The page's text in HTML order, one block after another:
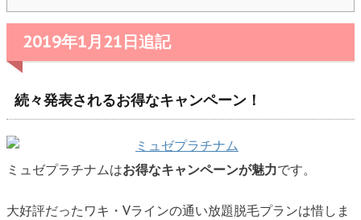
2019年1月21日追記
続々発表されるお得なキャンペーン！
ミュゼプラチナムはお得なキャンペーンが魅力です。
大好評だったワキ・Vラインの通い放題脱毛プランは惜しま